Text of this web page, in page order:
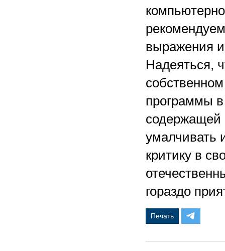
выражения
Надеяться,
программы
содержащей
умалчивать
критику в
гораздо
Печать